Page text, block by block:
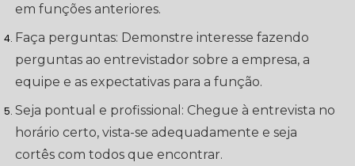
em funções anteriores.
Faça perguntas: Demonstre interesse fazendo
perguntas ao entrevistador sobre a empresa, a
equipe e as expectativas para a função.
Seja pontual e profissional: Chegue à entrevista no
horário certo, vista-se adequadamente e seja
cortês com todos que encontrar.